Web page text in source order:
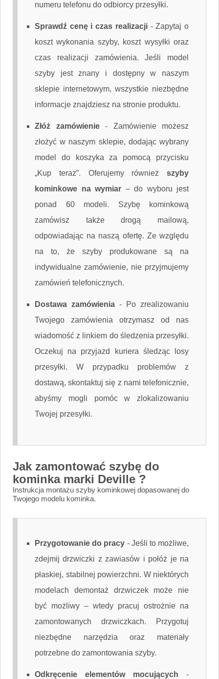
numeru telefonu do odbiorcy przesyłki.
Sprawdź cenę i czas realizacji-Zapytaj o
koszt wykonania szyby, koszt wysyłki oraz
czas realizacji zamówienia. Jeśli model
szyby jest znany i dostępny w naszym
sklepie internetowym, wszystkie niezbędne
informacje znajdziesz na stronie produktu.
Złóż zamówienie- Zamówienie możesz
złożyć w naszym sklepie, dodając wybrany
model do koszyka za pomocą przycisku
„Kup teraz”. Oferujemy również szyby
kominkowe na wymiar – do wyboru jest
ponad 60 modeli. Szybę kominkową
zamówisz także drogą mailową,
odpowiadając na naszą ofertę. Ze względu
na to, że szyby produkowane są na
indywidualne zamówienie, nie przyjmujemy
zamówień telefonicznych.
Dostawa zamówienia -
Po zrealizowaniu
Twojego zamówienia otrzymasz od nas
wiadomość z linkiem do śledzenia przesyłki.
Oczekuj na przyjazd kuriera śledząc losy
przesyłki. W przypadku problemów z
dostawą, skontaktuj się z nami telefonicznie,
abyśmy mogli pomóc w zlokalizowaniu
Twojej przesyłki.
Jak zamontować szybę do
kominka marki Deville ?
Instrukcja montażu szyby kominkowej dopasowanej do
Twojego modelu kominka.
Przygotowanie do pracy - Jeśli to możliwe,
zdejmij drzwiczki z zawiasów i połóż je na
płaskiej, stabilnej powierzchni. W niektórych
modelach demontaż drzwiczek może nie
być możliwy – wtedy pracuj ostrożnie na
zamontowanych drzwiczkach. Przygotuj
niezbędne narzędzia oraz materiały
potrzebne do zamontowania szyby.
Odkręcenie elementów mocujących -